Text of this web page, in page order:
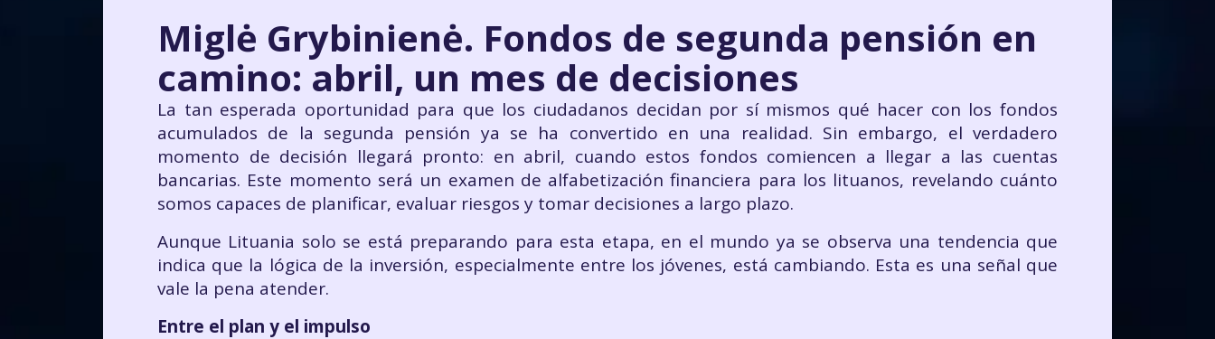
Miglė Grybinienė. Fondos de segunda pensión en
camino: abril, un mes de decisiones
La tan esperada oportunidad para que los ciudadanos decidan por sí mismos qué hacer con los fondos
acumulados de la segunda pensión ya se ha convertido en una realidad. Sin embargo, el verdadero
momento de decisión llegará pronto: en abril, cuando estos fondos comiencen a llegar a las cuentas
bancarias. Este momento será un examen de alfabetización financiera para los lituanos, revelando cuánto
somos capaces de planificar, evaluar riesgos y tomar decisiones a largo plazo.
Aunque Lituania solo se está preparando para esta etapa, en el mundo ya se observa una tendencia que
indica que la lógica de la inversión, especialmente entre los jóvenes, está cambiando. Esta es una señal que
vale la pena atender.
Entre el plan y el impulso